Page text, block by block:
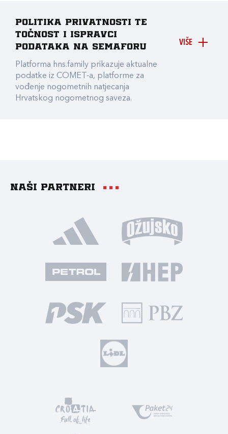
VIŠE
Politika privatnosti te
točnost i ispravci
podataka na Semaforu
Platforma hns.family prikazuje aktualne
podatke iz COMET-a, platforme za
vođenje nogometnih natjecanja
Hrvatskog nogometnog saveza.
Naši partneri